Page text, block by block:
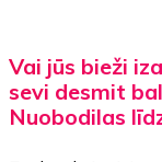
Vai jūs bieži
sevi desmit
Nuobodilas